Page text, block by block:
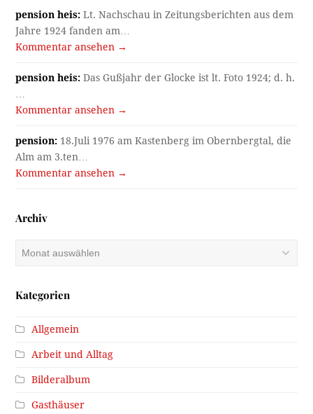
pension heis: Lt. Nachschau in Zeitungsberichten aus dem
Jahre 1924 fanden am…
Kommentar ansehen →
pension heis: Das Gußjahr der Glocke ist lt. Foto 1924; d. h.
…
Kommentar ansehen →
pension: 18.Juli 1976 am Kastenberg im Obernbergtal, die
Alm am 3.ten…
Kommentar ansehen →
Archiv
Archiv
Kategorien
Allgemein
Arbeit und Alltag
Bilderalbum
Gasthäuser